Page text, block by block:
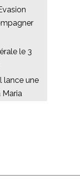
le 3
lance une
Maria